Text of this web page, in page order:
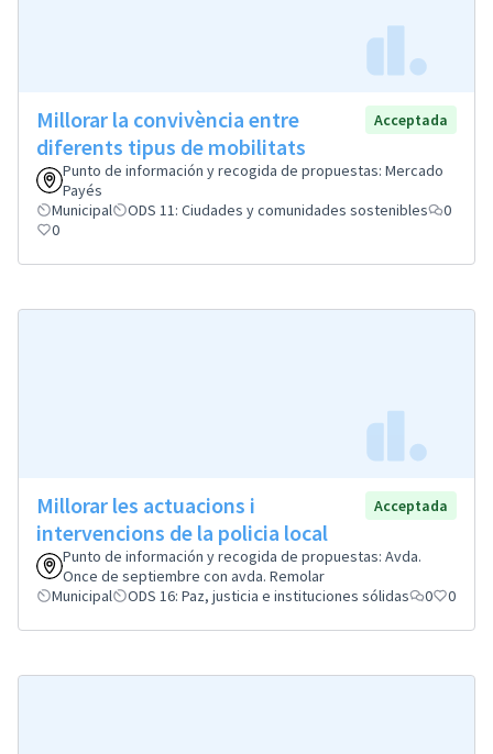
Millorar la convivència entre
diferents tipus de mobilitats
Acceptada
Punto de información y recogida de propuestas: Mercado
Payés
Municipal
ODS 11: Ciudades y comunidades sostenibles
0
0
Millorar les actuacions i
intervencions de la policia local
Acceptada
Punto de información y recogida de propuestas: Avda.
Once de septiembre con avda. Remolar
Municipal
ODS 16: Paz, justicia e instituciones sólidas 0 0